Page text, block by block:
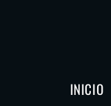
INICIO